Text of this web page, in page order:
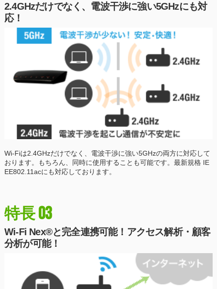
2.4GHzだけでなく、電波干渉に強い5GHzにも対
応！
Wi-Fiは2.4GHzだけでなく、電波干渉に強い5GHzの両方に対応して
おります。もちろん、同時に使用することも可能です。最新規格 IE
EE802.11acにも対応しております。
特長03
Wi-Fi Nex®と完全連携可能！アクセス解析・顧客
分析が可能！